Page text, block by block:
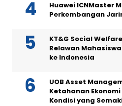
Huawei ICNMaster
Perkembangan
KT&G Social
Relawan
ke Indonesia
UOB Asset
Ketahanan
Kondisi yang